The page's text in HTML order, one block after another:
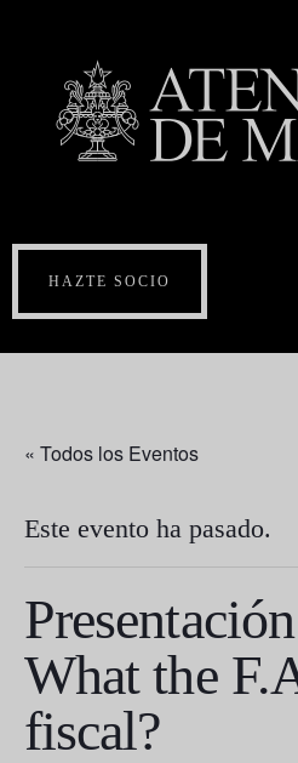
HAZTE SOCIO
« Todos los Eventos
Este evento ha pasado.
What the
fiscal?